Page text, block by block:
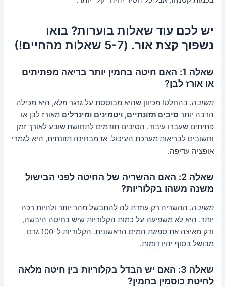
יש לכם עוד שאלות בוערות? בואו
נשפוך קצת אור. (5-7 שאלות מהחיים!)
שאלה 1: האם חיטה בחמין יותר בריאה מפתיתים
או אורז לבן?
תשובה: בהחלט! מכיוון שהיא מבוססת על גרגר מלא, היא מכילה
הרבה יותרסיבים תזונתיים, ויטמינים ומינרלים מאורז לבן או
פתיתים שעברו עיבוד. הסיבים תורמים לתחושת שובע לאורך זמן
וחשובים לבריאות מערכת העיכול. אז מבחינה תזונתית, היא לגמרי
אופציה עדיפה.
שאלה 2: האם ההשריה של החיטה לפני הבישול
משנה משהו בקלוריות?
תשובה: ההשריה רק עוזרת לה להתבשל מהר יותר ולהיות רכה
יותר. היא לא משפיעה על כמות הקלוריות שיש בחיטה היבשה,
ורק מאיצה את ספיגת המים הראשונית. הקלוריות ל-100 גרם
מבושל בסוף יהיו דומות.
שאלה 3: האם יש הבדל בקלוריות בין חיטה מלאה
לחיטת כוסמין בחמין?